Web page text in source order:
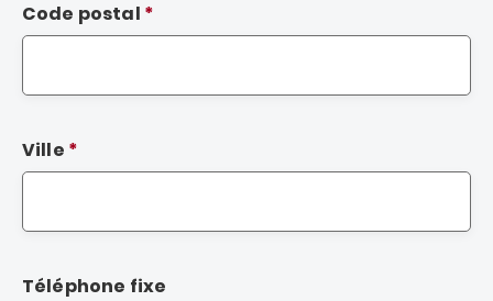
Code postal
Ville
Téléphone fixe